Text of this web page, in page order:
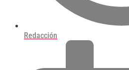
Redacción